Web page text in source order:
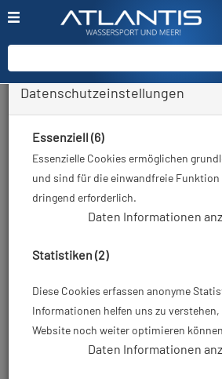
Zurück
Datenschutzeinstellungen
Essenziell (6)
Essenzielle Cookies ermöglichen
und sind für die einwandfreie Funktion
dringend erforderlich.
Daten Informationen
Statistiken (2)
Diese Cookies erfassen anonyme
Informationen helfen uns zu
Website noch weiter optimieren
Daten Informationen